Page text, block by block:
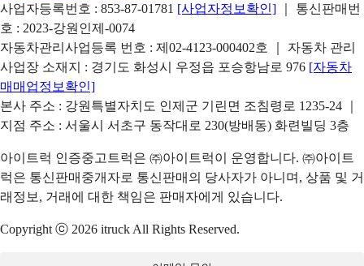
사업자등록번호 : 853-87-01781 [사업자정보확인]
｜ 통신판매번
호 : 2023-강원인제-0074
자동차관리사업등록 번호 : 제02-4123-000402호 ｜ 자동차 관리
사업장 소재지 : 경기도 화성시 우정읍 포승항남로 976 [자동차
매매업정보확인]
본사 주소 : 강원특별자치도 인제군 기린면 조침령로 1235-24 ｜
지점 주소 : 서울시 서초구 동작대로 230(방배동) 화련빌딩 3층
아이트럭 인증중고트럭은 ㈜아이트럭이 운영합니다. ㈜아이트
럭은 통신판매중개자로 통신판매의 당사자가 아니며, 상품 및 거
래정보, 거래에 대한 책임은 판매자에게 있습니다.
Copyright ⓒ 2026 itruck All Rights Reserved.